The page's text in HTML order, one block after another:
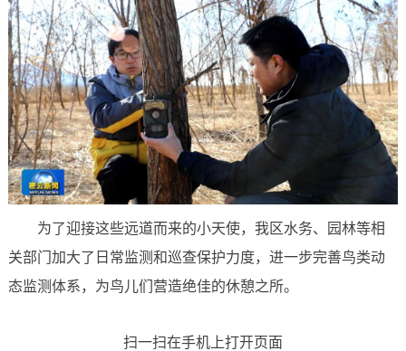
为了迎接这些远道而来的小天使，我区水务、园林等相
关部门加大了日常监测和巡查保护力度，进一步完善鸟类动
态监测体系，为鸟儿们营造绝佳的休憩之所。
扫一扫在手机上打开页面